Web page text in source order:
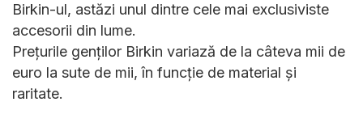
Birkin-ul, astăzi unul dintre cele mai exclusiviste
accesorii din lume.
Prețurile genților Birkin variază de la câteva mii de
euro la sute de mii, în funcție de material și
raritate.